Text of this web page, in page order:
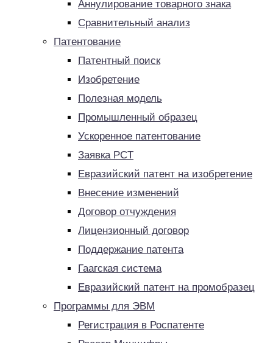
Аннулирование товарного знака
Сравнительный анализ
Патентование
Патентный поиск
Изобретение
Полезная модель
Промышленный образец
Ускоренное патентование
Заявка PCT
Евразийский патент на изобретение
Внесение изменений
Договор отчуждения
Лицензионный договор
Поддержание патента
Гаагская система
Евразийский патент на промобразец
Программы для ЭВМ
Регистрация в Роспатенте